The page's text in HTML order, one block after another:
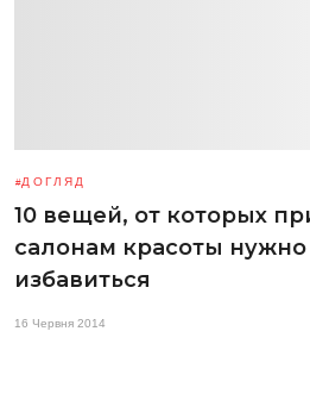
ДОГЛЯД
10 вещей, от которых
салонам красоты
избавиться
16 Червня 2014